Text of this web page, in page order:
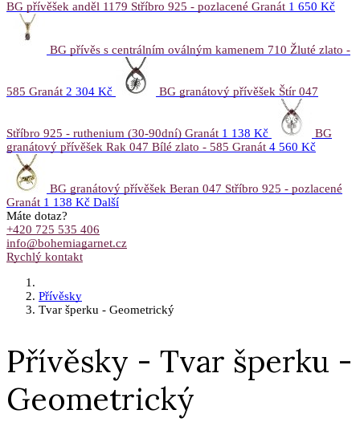
BG přívěšek anděl 1179 Stříbro 925 - pozlacené Granát 1 650 Kč
BG přívěs s centrálním oválným kamenem 710 Žluté zlato -
585 Granát 2 304 Kč BG granátový přívěšek Štír 047
Stříbro 925 - ruthenium (30-90dní) Granát 1 138 Kč
BG
granátový přívěšek Rak 047 Bílé zlato - 585 Granát 4 560 Kč
BG granátový přívěšek Beran 047 Stříbro 925 - pozlacené
Granát 1 138 Kč Další
Máte dotaz?
+420 725 535 406
info@bohemiagarnet.cz
Rychlý kontakt
Přívěsky
Tvar šperku - Geometrický
Přívěsky - Tvar šperku -
Geometrický